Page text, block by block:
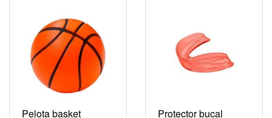
Pelota basket Protector bucal